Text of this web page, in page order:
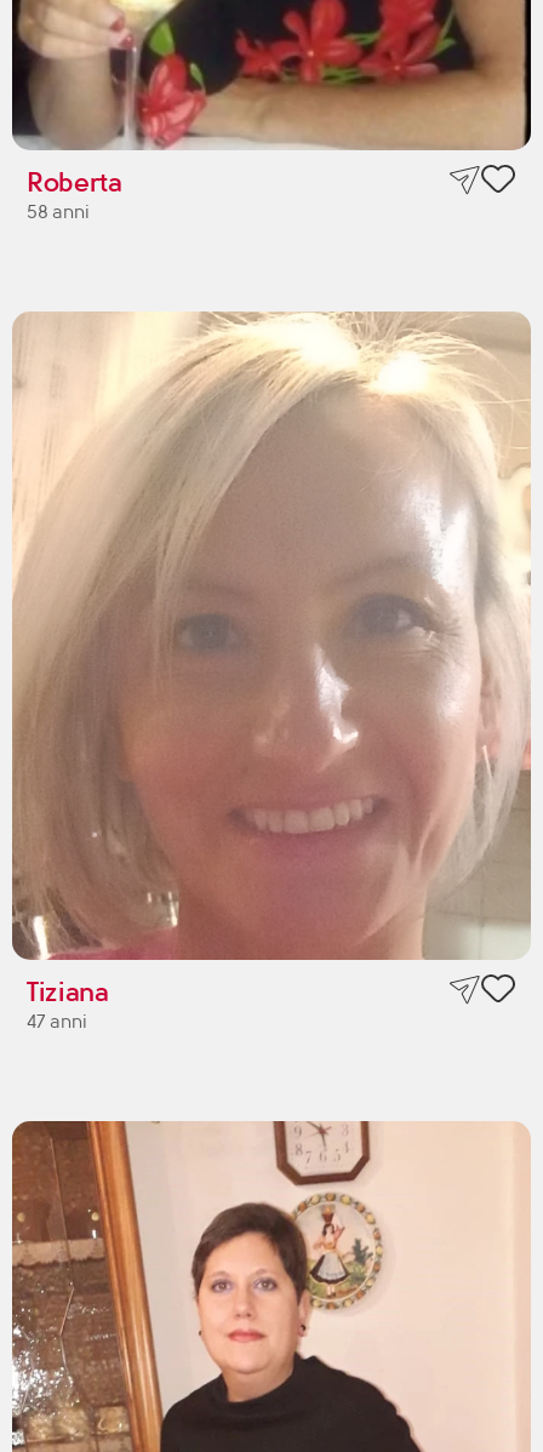
Roberta
58 anni
Tiziana
47 anni